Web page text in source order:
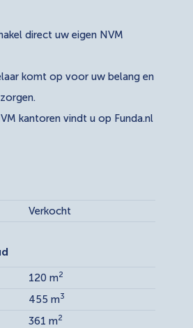
direct uw eigen NVM
komt op voor uw belang en
kantoren vindt u op Funda.nl
Verkocht
120 m2
455 m3
361 m2